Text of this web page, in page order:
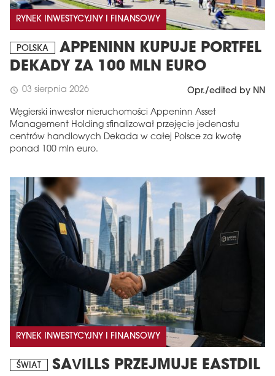
RYNEK INWESTYCYJNY I FINANSOWY
POLSKA
APPENINN KUPUJE PORTFEL
DEKADY ZA 100 MLN EURO
schedule 03 sierpnia 2026 Opr./edited by NN
Węgierski inwestor nieruchomości Appeninn Asset
Management Holding sfinalizował przejęcie jedenastu
centrów handlowych Dekada w całej Polsce za kwotę
ponad 100 mln euro.
RYNEK INWESTYCYJNY I FINANSOWY
ŚWIAT SAVILLS PRZEJMUJE EASTDIL